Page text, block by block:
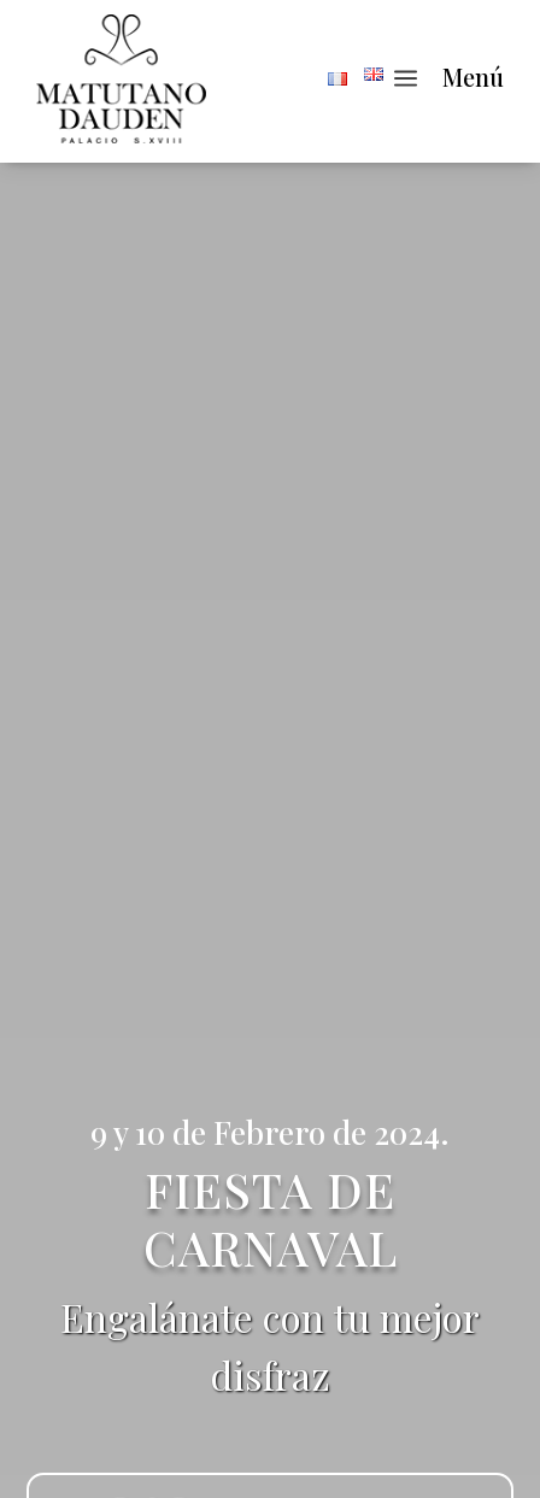
a Menú
9 y 10 de Febrero de 2024.
FIESTA DE
CARNAVAL
Engalánate con tu mejor
disfraz